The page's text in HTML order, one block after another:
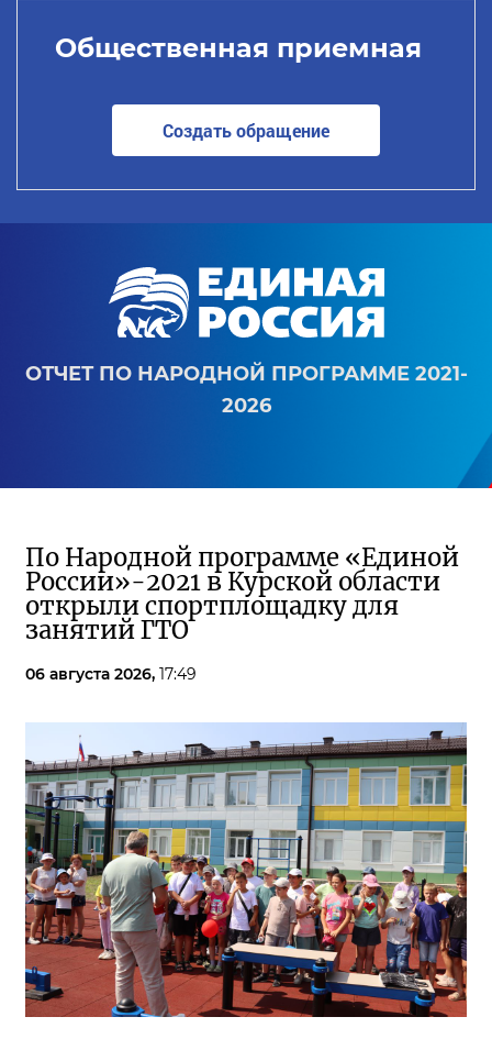
Общественная приемная
Создать обращение
ОТЧЕТ ПО НАРОДНОЙ ПРОГРАММЕ 2021-
2026
По Народной программе «Единой
России»-2021 в Курской области
открыли спортплощадку для
занятий ГТО
06 августа 2026, 17:49